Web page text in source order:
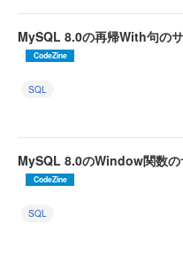
MySQL 8.0の再帰With句の
CodeZine
SQL
MySQL 8.0のWindow関数の
CodeZine
SQL